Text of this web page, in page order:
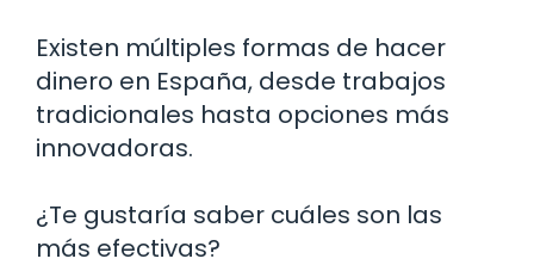
Existen múltiples formas de hacer
dinero en España, desde trabajos
tradicionales hasta opciones más
innovadoras.
¿Te gustaría saber cuáles son las
más efectivas?